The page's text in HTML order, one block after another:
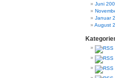
Juni
Januar
August